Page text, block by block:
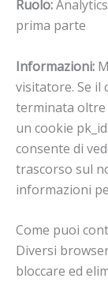
Ruolo:Analytics
prima parte
Informazioni:
visitatore. Se il
terminata oltre
un cookie
consente di
trascorso sul
informazioni
Come puoi
Diversi
bloccare ed